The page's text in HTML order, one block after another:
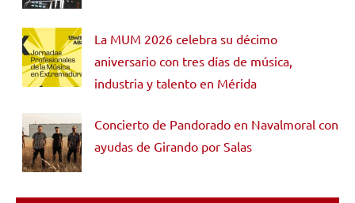
La MUM 2026 celebra su décimo
aniversario con tres días de música,
industria y talento en Mérida
Concierto de Pandorado en Navalmoral con
ayudas de Girando por Salas